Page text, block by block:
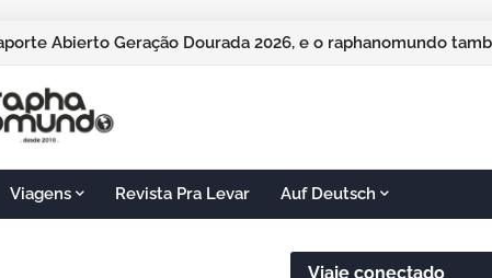
Pasaporte Abierto 2026 com edição especial de Natal
Viagens Revista Pra Levar Auf Deutsch
Viaje conectado